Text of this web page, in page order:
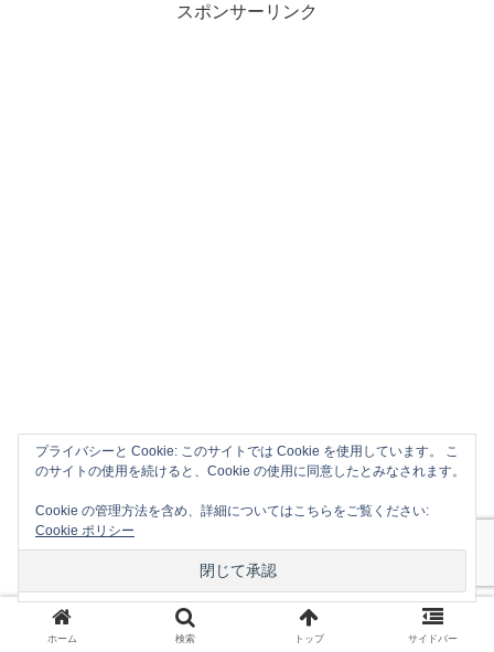
スポンサーリンク
シェアする
Facebook
ホーム 検索 トップ サイドバー
プライバシーと Cookie: このサイトでは Cookie を使用しています。 こ
のサイトの使用を続けると、Cookie の使用に同意したとみなされます。
Cookie の管理方法を含め、詳細についてはこちらをご覧ください:
Cookie ポリシー